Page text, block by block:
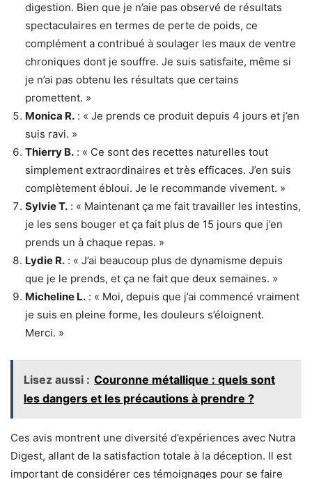
digestion. Bien que je n’aie pas observé de résultats
spectaculaires en termes de perte de poids, ce
complément a contribué à soulager les maux de ventre
chroniques dont je souffre. Je suis satisfaite, même si
je n’ai pas obtenu les résultats que certains
promettent. »
Monica R. : « Je prends ce produit depuis 4 jours et j’en
suis ravi. »
Thierry B. : « Ce sont des recettes naturelles tout
simplement extraordinaires et très efficaces. J’en suis
complètement ébloui. Je le recommande vivement. »
Sylvie T. : « Maintenant ça me fait travailler les intestins,
je les sens bouger et ça fait plus de 15 jours que j’en
prends un à chaque repas. »
Lydie R. : « J’ai beaucoup plus de dynamisme depuis
que je le prends, et ça ne fait que deux semaines. »
Micheline L. : « Moi, depuis que j’ai commencé vraiment
je suis en pleine forme, les douleurs s’éloignent.
Merci. »
Lisez aussi : Couronne métallique : quels sont
les dangers et les précautions à prendre ?
Ces avis montrent une diversité d’expériences avec Nutra
Digest, allant de la satisfaction totale à la déception. Il est
important de considérer ces témoignages pour se faire